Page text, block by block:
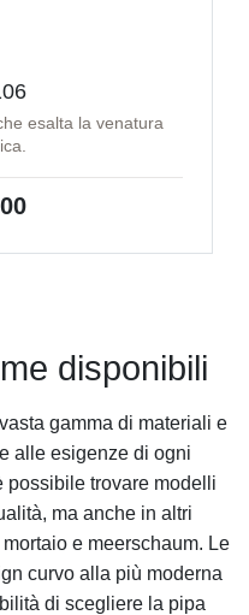
esalta la venatura
disponibili
gamma di materiali e
alle esigenze di ogni
possibile trovare modelli
ma anche in altri
e meerschaum. Le
curvo alla più moderna
di scegliere la pipa